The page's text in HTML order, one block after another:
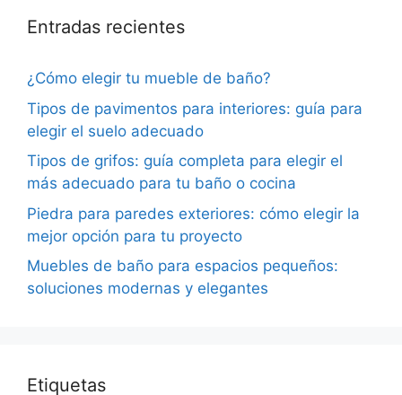
Entradas recientes
¿Cómo elegir tu mueble de baño?
Tipos de pavimentos para interiores: guía para
elegir el suelo adecuado
Tipos de grifos: guía completa para elegir el
más adecuado para tu baño o cocina
Piedra para paredes exteriores: cómo elegir la
mejor opción para tu proyecto
Muebles de baño para espacios pequeños:
soluciones modernas y elegantes
Etiquetas